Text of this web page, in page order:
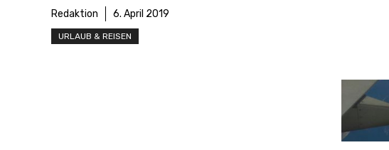
Redaktion 6. April 2019
URLAUB & REISEN